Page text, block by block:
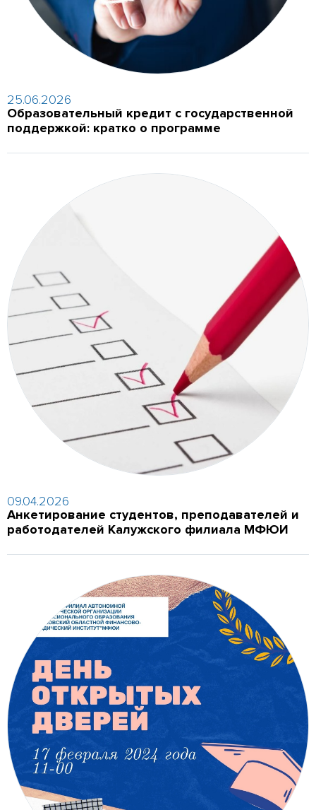
25.06.2026
Образовательный кредит с государственной
поддержкой: кратко о программе
09.04.2026
Анкетирование студентов, преподавателей и
работодателей Калужского филиала МФЮИ